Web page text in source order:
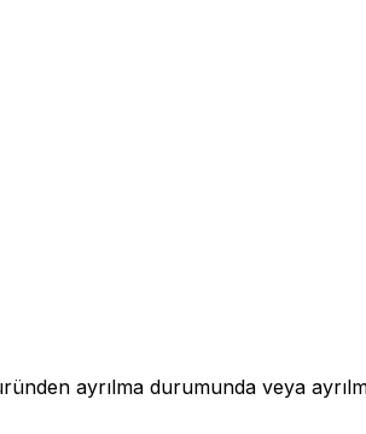
ayrılma durumunda veya